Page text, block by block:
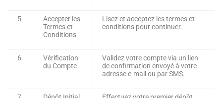
5
Accepter les
Termes et
Conditions
Lisez et acceptez les termes et
conditions pour continuer.
6
Vérification
du Compte
Validez votre compte via un lien
de confirmation envoyé à votre
adresse e-mail ou par SMS.